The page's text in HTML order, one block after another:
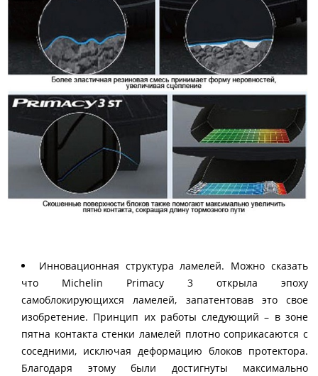
Инновационная структура ламелей. Можно сказать
что Michelin Primacy 3 открыла эпоху
самоблокирующихся ламелей, запатентовав это свое
изобретение. Принцип их работы следующий – в зоне
пятна контакта стенки ламелей плотно соприкасаются с
соседними, исключая деформацию блоков протектора.
Благодаря этому были достигнуты максимально